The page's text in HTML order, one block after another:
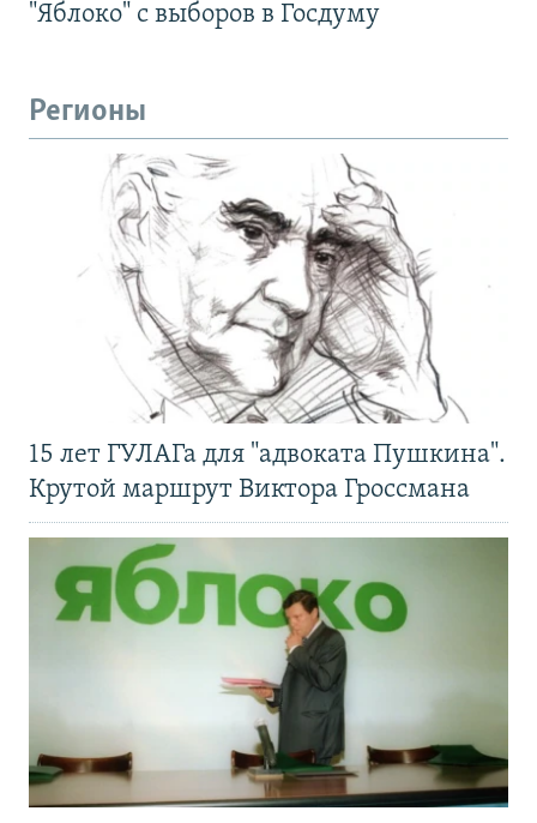
"Яблоко" с выборов в Госдуму
Регионы
15 лет ГУЛАГа для "адвоката Пушкина".
Крутой маршрут Виктора Гроссмана